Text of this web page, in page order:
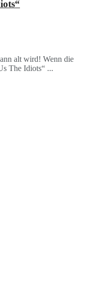
alt wird! Wenn die
The Idiots“ ...